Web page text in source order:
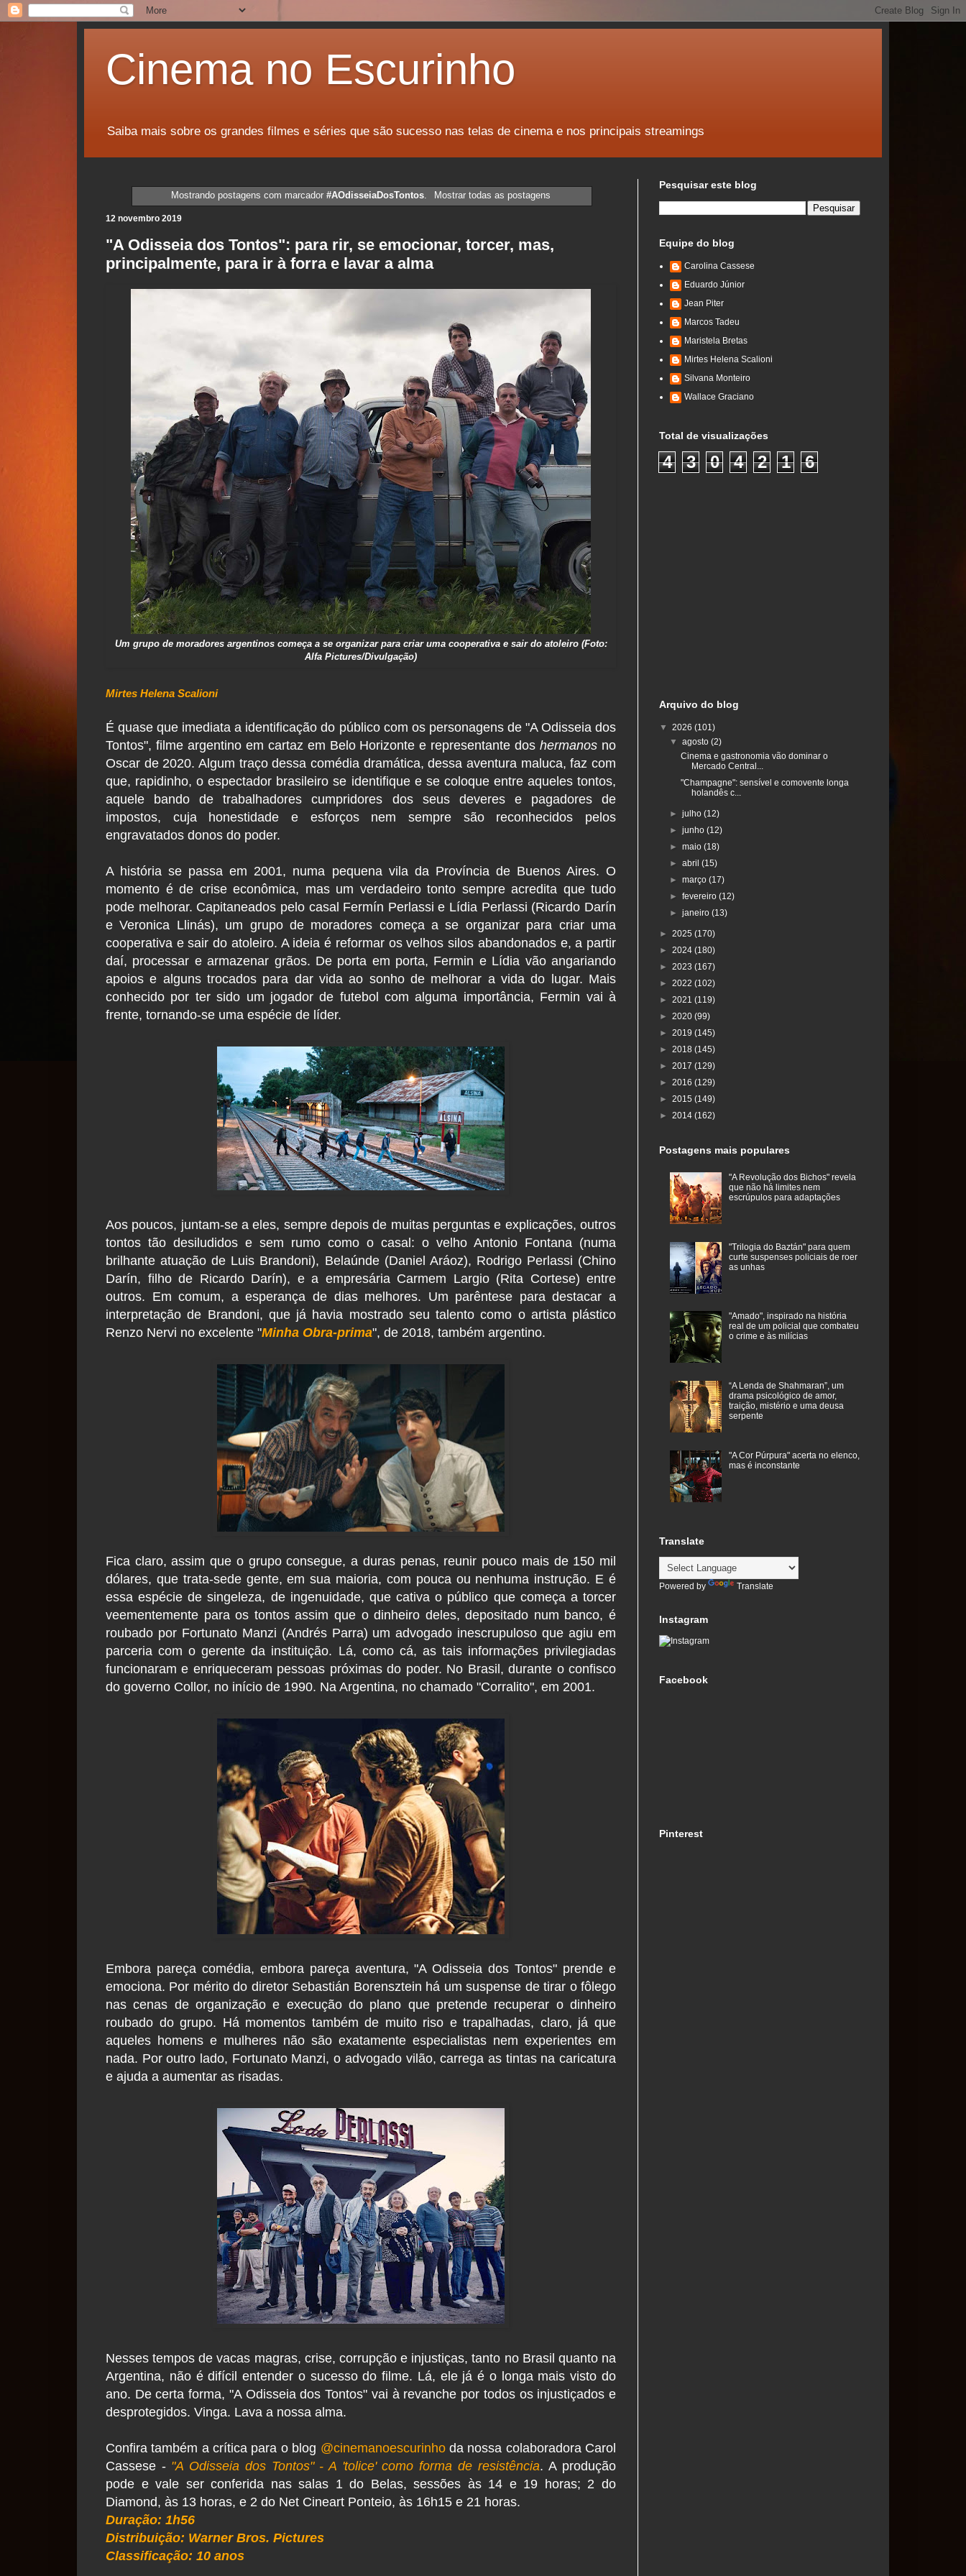
Cinema no Escurinho
Saiba mais sobre os grandes filmes e séries que são sucesso nas telas de cinema e nos principais streamings
Mostrando postagens com marcador#AOdisseiaDosTontos. Mostrar todas as postagens
12 novembro 2019
"A Odisseia dos Tontos": para rir, se emocionar, torcer, mas,
principalmente, para ir à forra e lavar a alma
Um grupo de moradores argentinos começa a se organizar para criar uma cooperativa e sair do atoleiro (Foto:
Alfa Pictures/Divulgação)
Mirtes Helena Scalioni
É quase que imediata a identificação do público com os personagens de "A Odisseia dos
Tontos", filme argentino em cartaz em Belo Horizonte e representante doshermanos no
Oscar de 2020. Algum traço dessa comédia dramática, dessa aventura maluca, faz com
que, rapidinho, o espectador brasileiro se identifique e se coloque entre aqueles tontos,
aquele bando de trabalhadores cumpridores dos seus deveres e pagadores de
impostos, cuja honestidade e esforços nem sempre são reconhecidos pelos
engravatados donos do poder.
A história se passa em 2001, numa pequena vila da Província de Buenos Aires. O
momento é de crise econômica, mas um verdadeiro tonto sempre acredita que tudo
pode melhorar. Capitaneados pelo casal Fermín Perlassi e Lídia Perlassi (Ricardo Darín
e Veronica Llinás), um grupo de moradores começa a se organizar para criar uma
cooperativa e sair do atoleiro. A ideia é reformar os velhos silos abandonados e, a partir
daí, processar e armazenar grãos. De porta em porta, Fermin e Lídia vão angariando
apoios e alguns trocados para dar vida ao sonho de melhorar a vida do lugar. Mais
conhecido por ter sido um jogador de futebol com alguma importância, Fermin vai à
frente, tornando-se uma espécie de líder.
Aos poucos, juntam-se a eles, sempre depois de muitas perguntas e explicações, outros
tontos tão desiludidos e sem rumo como o casal: o velho Antonio Fontana (numa
brilhante atuação de Luis Brandoni), Belaúnde (Daniel Aráoz), Rodrigo Perlassi (Chino
Darín, filho de Ricardo Darín), e a empresária Carmem Largio (Rita Cortese) entre
outros. Em comum, a esperança de dias melhores. Um parêntese para destacar a
interpretação de Brandoni, que já havia mostrado seu talento como o artista plástico
Renzo Nervi no excelente "Minha Obra-prima", de 2018, também argentino.
Fica claro, assim que o grupo consegue, a duras penas, reunir pouco mais de 150 mil
dólares, que trata-sede gente, em sua maioria, com pouca ou nenhuma instrução. E é
essa espécie de singeleza, de ingenuidade, que cativa o público que começa a torcer
veementemente para os tontos assim que o dinheiro deles, depositado num banco, é
roubado por Fortunato Manzi (Andrés Parra) um advogado inescrupuloso que agiu em
parceria com o gerente da instituição. Lá, como cá, as tais informações privilegiadas
funcionaram e enriqueceram pessoas próximas do poder. No Brasil, durante o confisco
do governo Collor, no início de 1990. Na Argentina, no chamado "Corralito", em 2001.
Embora pareça comédia, embora pareça aventura, "A Odisseia dos Tontos" prende e
emociona. Por mérito do diretor Sebastián Borensztein há um suspense de tirar o fôlego
nas cenas de organização e execução do plano que pretende recuperar o dinheiro
roubado do grupo. Há momentos também de muito riso e trapalhadas, claro, já que
aqueles homens e mulheres não são exatamente especialistas nem experientes em
nada. Por outro lado, Fortunato Manzi, o advogado vilão, carrega as tintas na caricatura
e ajuda a aumentar as risadas.
Nesses tempos de vacas magras, crise, corrupção e injustiças, tanto no Brasil quanto na
Argentina, não é difícil entender o sucesso do filme. Lá, ele já é o longa mais visto do
ano. De certa forma, "A Odisseia dos Tontos" vai à revanche por todos os injustiçados e
desprotegidos. Vinga. Lava a nossa alma.
Confira também a crítica para o blog @cinemanoescurinhoda nossa colaboradora Carol
Cassese - "A Odisseia dos Tontos" - A 'tolice' como forma de resistência.A produção
pode e vale ser conferida nas salas 1 do Belas, sessões às 14 e 19 horas; 2 do
Diamond, às 13 horas, e 2 do Net Cineart Ponteio, às 16h15 e 21 horas.
Duração: 1h56
Distribuição: Warner Bros. Pictures
Classificação: 10 anos
Pesquisar este blog
Equipe do blog
Carolina Cassese
Eduardo Júnior
Jean Piter
Marcos Tadeu
Maristela Bretas
Mirtes Helena Scalioni
Silvana Monteiro
Wallace Graciano
Total de visualizações
4 3 0 4 2 1 6
Arquivo do blog
▼ 2026 (101)
▼agosto(2)
Cinema e gastronomia vão dominar o
Mercado Central...
"Champagne": sensível e comovente longa
holandês c...
►julho(12)
►junho(12)
►maio(18)
►abril(15)
►março(17)
►fevereiro(12)
►janeiro(13)
► 2025 (170)
► 2024 (180)
► 2023 (167)
► 2022 (102)
► 2021 (119)
► 2020 (99)
► 2019 (145)
► 2018 (145)
► 2017 (129)
► 2016 (129)
► 2015 (149)
► 2014 (162)
Postagens mais populares
"A Revolução dos Bichos" revela
que não há limites nem
escrúpulos para adaptações
"Trilogia do Baztán" para quem
curte suspenses policiais de roer
as unhas
"Amado", inspirado na história
real de um policial que combateu
o crime e às milícias
“A Lenda de Shahmaran”, um
drama psicológico de amor,
traição, mistério e uma deusa
serpente
"A Cor Púrpura" acerta no elenco,
mas é inconstante
Translate
Powered by Translate
Instagram
Facebook
Pinterest